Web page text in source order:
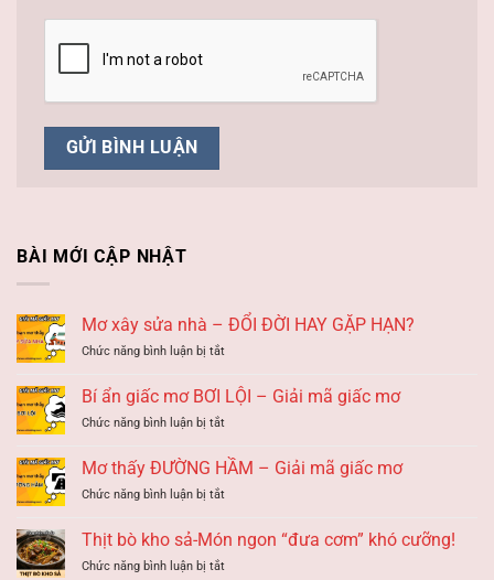
BÀI MỚI CẬP NHẬT
Mơ xây sửa nhà – ĐỔI ĐỜI HAY GẶP HẠN?
Chức năng bình luận bị tắtở
xây
sửa
nhà
ĐỔI
HAY
HẠN?
Bí ẩn giấc mơ BƠI LỘI – Giải mã giấc mơ
Chức năng bình luận bị tắtở
ẩn
giấc
mơ
LỘI
Giải
Mơ thấy ĐƯỜNG HẦM – Giải mã giấc mơ
Chức năng bình luận bị tắtở
ĐƯỜNG
HẦM
Thịt bò kho sả-Món ngon “đưa cơm” khó cưỡng!
Chức năng bình luận bị tắtở